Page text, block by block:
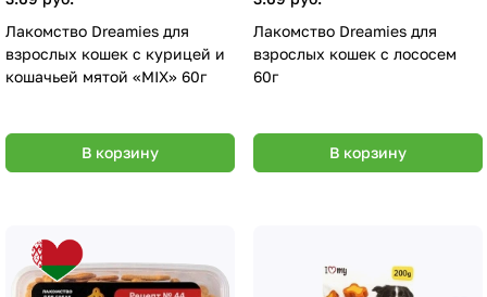
Лакомство Dreamies для
взрослых кошек с курицей и
кошачьей мятой «MIX» 60г
В корзину
Лакомство Dreamies для
взрослых кошек с лососем
60г
В корзину